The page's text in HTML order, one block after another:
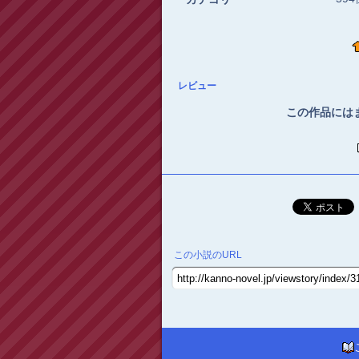
レビュー
この作品には
この小説のURL